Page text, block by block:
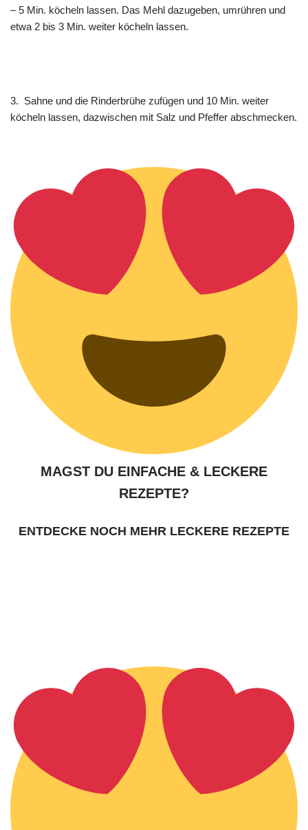
– 5 Min. köcheln lassen. Das Mehl dazugeben, umrühren und
etwa 2 bis 3 Min. weiter köcheln lassen.
3. Sahne und die Rinderbrühe zufügen und 10 Min. weiter
köcheln lassen, dazwischen mit Salz und Pfeffer abschmecken.
MAGST DU EINFACHE & LECKERE
REZEPTE?
ENTDECKE NOCH MEHR LECKERE REZEPTE